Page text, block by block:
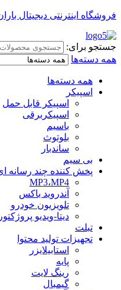
فروشگاه اینترنتی دیجیتال
جستجو برای:
همه دسته‌ها
همه دسته‌ها
اسپیکر
اسپیکر قابل حمل
اسپیکربرقی
باسیم
بلوتوث
ساندبار
بی سیم
پخش کننده چند رسانه
MP3،MP4
آندروید باکس
تلویزیون خودرو
دیتا-ویدیو پروژکتور
تبلت
تجهیزات تولید محتوا
استابیلایزر
پایه
رینگ لایت
گیمبال